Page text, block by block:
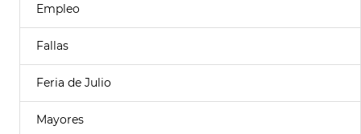
Empleo
Fallas
Feria de Julio
Mayores